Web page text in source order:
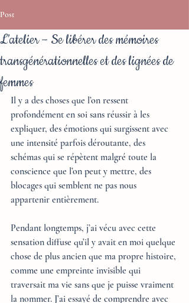
Post
L’atelier – Se libérer des mémoires
transgénérationnelles et des lignées de
femmes
Il y a des choses que l’on ressent
profondément en soi sans réussir à les
expliquer, des émotions qui surgissent avec
une intensité parfois déroutante, des
schémas qui se répètent malgré toute la
conscience que l’on peut y mettre, des
blocages qui semblent ne pas nous
appartenir entièrement.
Pendant longtemps, j’ai vécu avec cette
sensation diffuse qu’il y avait en moi quelque
chose de plus ancien que ma propre histoire,
comme une empreinte invisible qui
traversait ma vie sans que je puisse vraiment
la nommer. J’ai essayé de comprendre avec